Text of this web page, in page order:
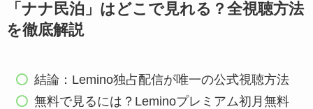
「ナナ民泊」はどこで見れる？全視聴方法
を徹底解説
結論：Lemino独占配信が唯一の公式視聴方法
無料で見るには？Leminoプレミアム初月無料